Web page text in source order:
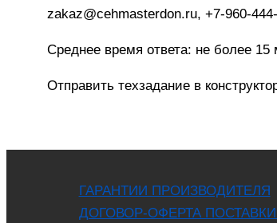
zakaz@cehmasterdon.ru, +7-960-
Среднее время ответа: не более 15
Отправить техзадание в
ГАРАНТИИ ПРОИЗВОДИТЕЛЯ
ДОГОВОР-ОФЕРТА ПОСТАВКИ